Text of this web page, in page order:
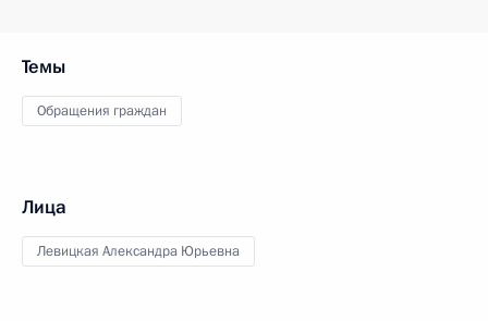
Темы
Обращения граждан
Лица
Левицкая Александра Юрьевна